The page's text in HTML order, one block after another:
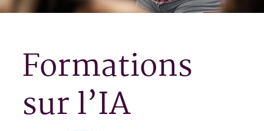
Formations
sur l’IA